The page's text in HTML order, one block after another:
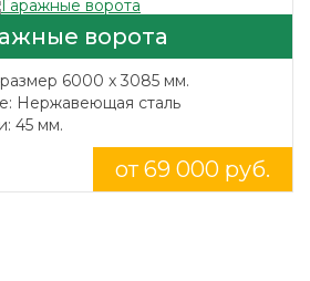
ворота
6000 x 3085 мм.
Нержавеющая сталь
45 мм.
от 69 000 руб.